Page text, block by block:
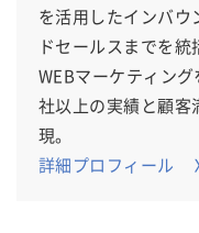
を活用したインバウ
ドセールスまでを
WEBマーケティン
社以上の実績と顧客
現。
詳細プロフィール